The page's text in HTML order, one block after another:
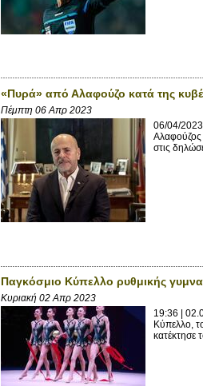
«Πυρά» από Αλαφούζο κατά της
Πέμπτη 06 Απρ 2023
06/04/
Αλαφούζος
στις
Παγκόσμιο Κύπελλο ρυθμικής
Κυριακή 02 Απρ 2023
19:36 |
Κύπελλο,
κατέκτησε